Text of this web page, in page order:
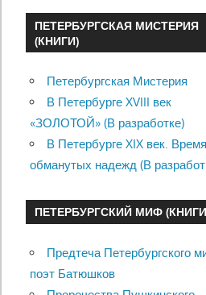
ПЕТЕРБУРГСКАЯ МИСТЕРИЯ
(КНИГИ)
Петербургская Мистерия
В Петербурге XVIII век
«ЗОЛОТОЙ» (В разработке)
В Петербурге XIX век. Время
обманутых надежд (В
ПЕТЕРБУРГСКИЙ МИФ
Предтеча Петербургского
поэт Батюшков